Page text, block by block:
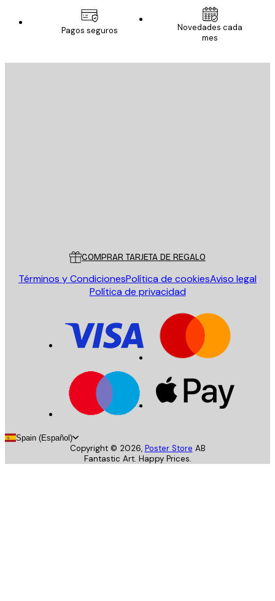
Pagos seguros
Novedades cada
mes
COMPRAR TARJETA DE REGALO
Términos y CondicionesPolítica de cookiesAviso legal
Política de privacidad
Spain (Español)
Copyright © 2026, Poster Store AB
Fantastic Art. Happy Prices.